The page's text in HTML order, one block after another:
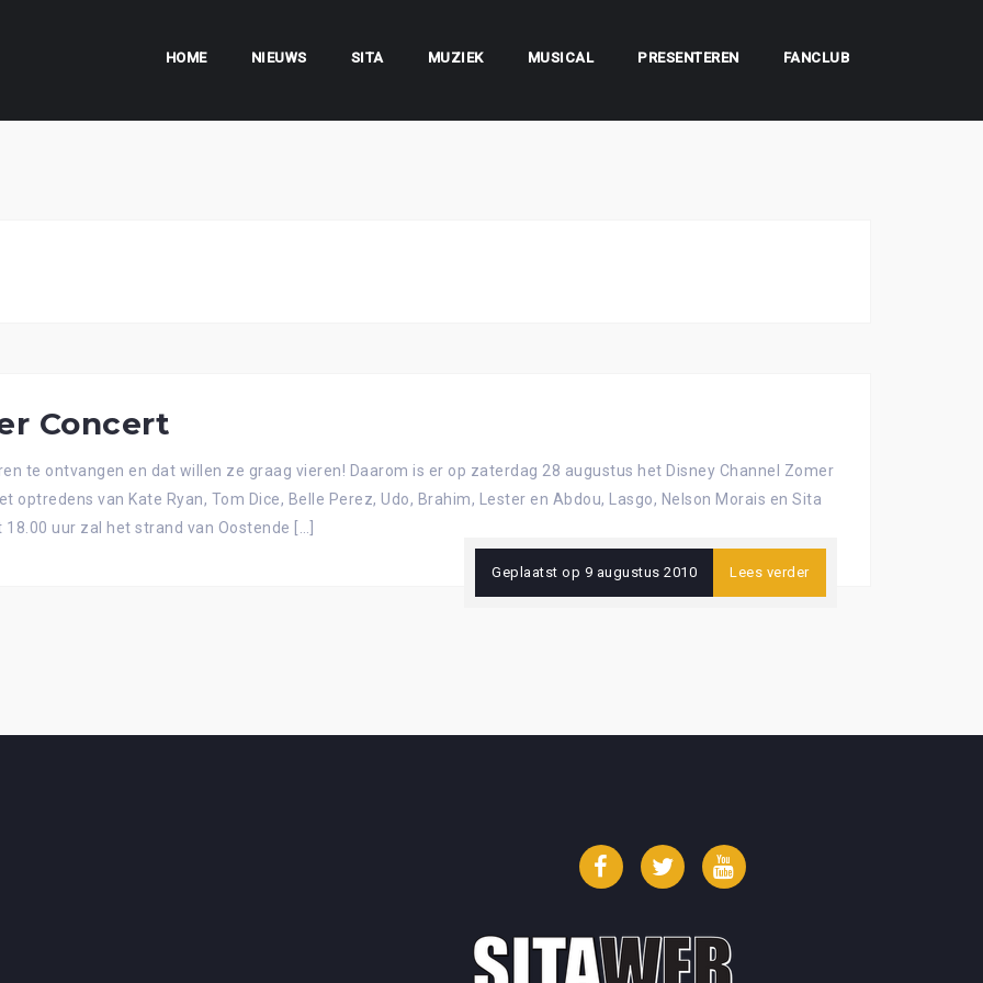
HOME NIEUWS SITA MUZIEK MUSICAL PRESENTEREN FANCLUB
Concert
te ontvangen en dat willen ze graag vieren! Daarom is er op zaterdag 28 augustus het Disney Channel Zomer
optredens van Kate Ryan, Tom Dice, Belle Perez, Udo, Brahim, Lester en Abdou, Lasgo, Nelson Morais en Sita
uur zal het strand van Oostende […]
Geplaatst op 9 augustus 2010 Lees verder
FacebookTwitter YouTube